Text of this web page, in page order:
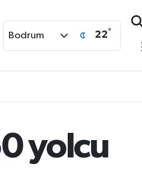
Bodrum 22°
yolcu